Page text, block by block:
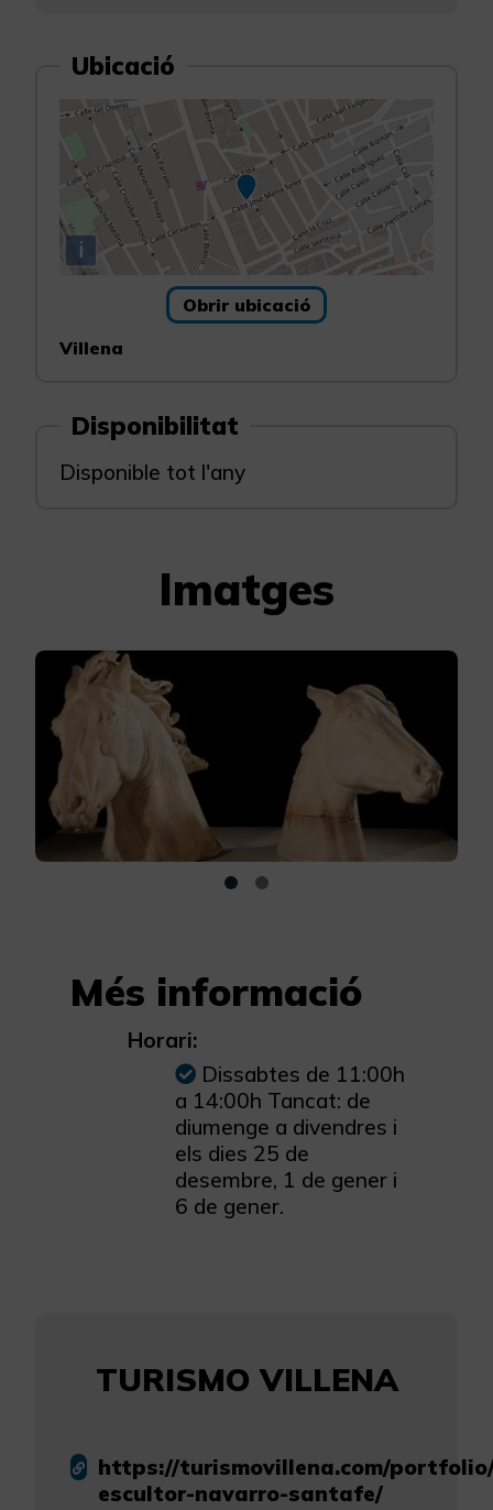
Ubicació
i
Obrir ubicació
Villena
Disponibilitat
Disponible tot l'any
Imatges
Més informació
Horari:
Dissabtes de 11:00h
a 14:00h Tancat: de
diumenge a divendres i
els dies 25 de
desembre, 1 de gener i
6 de gener.
TURISMO VILLENA
https://turismovillena.com/
escultor-navarro-santafe/